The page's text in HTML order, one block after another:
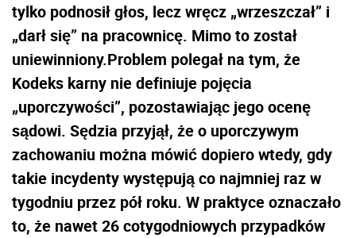
tylko podnosił głos, lecz wręcz „wrzeszczał” i
„darł się” na pracownicę. Mimo to został
uniewinniony.Problem polegał na tym, że
Kodeks karny nie definiuje pojęcia
„uporczywości”, pozostawiając jego ocenę
sądowi. Sędzia przyjął, że o uporczywym
zachowaniu można mówić dopiero wtedy, gdy
takie incydenty występują co najmniej raz w
tygodniu przez pół roku. W praktyce oznaczało
to, że nawet 26 cotygodniowych przypadków